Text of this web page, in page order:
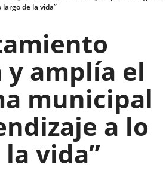
de la vida”
y amplía el
municipal
a lo
vida”